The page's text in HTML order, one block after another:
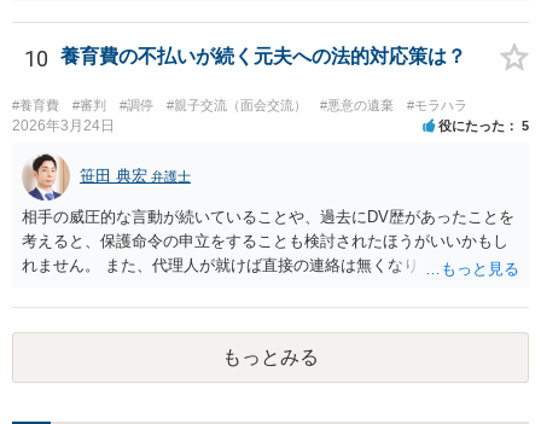
10 養育費の不払いが続く元夫への法的対応策は？
#養育費 #審判 #調停 #親子交流（面会交流） #悪意の遺棄 #モラハラ
2026年3月24日 役にたった 5
笹田 典宏 弁護士
相手の威圧的な言動が続いていることや、過去にDV歴があったことを
考えると、保護命令の申立をすることも検討されたほうがいいかもし
れません。 また、代理人が就けば直接の連絡は無くなりますので、ご
やりとりが相当ご心労になっていると見受けられますので、一度弁護
士や行政の相談窓口にご相談されることをお勧め致します。
もっとみる